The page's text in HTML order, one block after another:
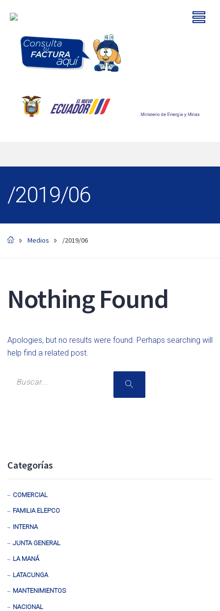
/2019/06
Medios /2019/06
Nothing Found
Apologies, but no results were found. Perhaps searching will
help find a related post.
Categorías
COMERCIAL
FAMILIA ELEPCO
INTERNA
JUNTA GENERAL
LA MANÁ
LATACUNGA
MANTENIMIENTOS
NACIONAL